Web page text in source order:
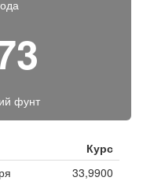
фунт
Курс
33,9900